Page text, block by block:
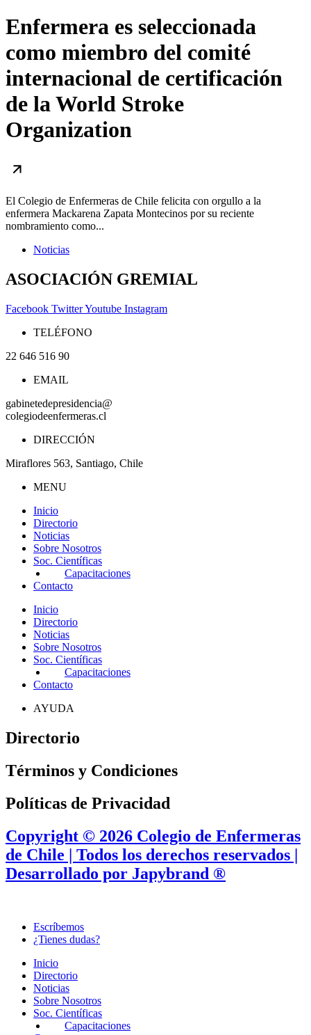
Enfermera es seleccionada
como miembro del comité
internacional de certificación
de la World Stroke
Organization
El Colegio de Enfermeras de Chile felicita con orgullo a la
enfermera Mackarena Zapata Montecinos por su reciente
nombramiento como...
Noticias
ASOCIACIÓN GREMIAL
Facebook TwitterYoutube Instagram
TELÉFONO
22 646 516 90
EMAIL
gabinetedepresidencia@
colegiodeenfermeras.cl
DIRECCIÓN
Miraflores 563, Santiago, Chile
MENU
Inicio
Directorio
Noticias
Sobre Nosotros
Soc. Científicas
Capacitaciones
Contacto
Inicio
Directorio
Noticias
Sobre Nosotros
Soc. Científicas
Capacitaciones
Contacto
AYUDA
Directorio
Términos y Condiciones
Políticas de Privacidad
Copyright © 2026 Colegio de Enfermeras
de Chile | Todos los derechos reservados |
Desarrollado por Japybrand ®
Escríbemos
¿Tienes dudas?
Inicio
Directorio
Noticias
Sobre Nosotros
Soc. Científicas
Capacitaciones